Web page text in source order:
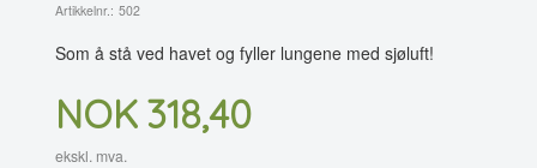
Artikkelnr.: 502
Som å stå ved havet og fyller lungene med sjøluft!
Pris
NOK 318,40
ekskl. mva.